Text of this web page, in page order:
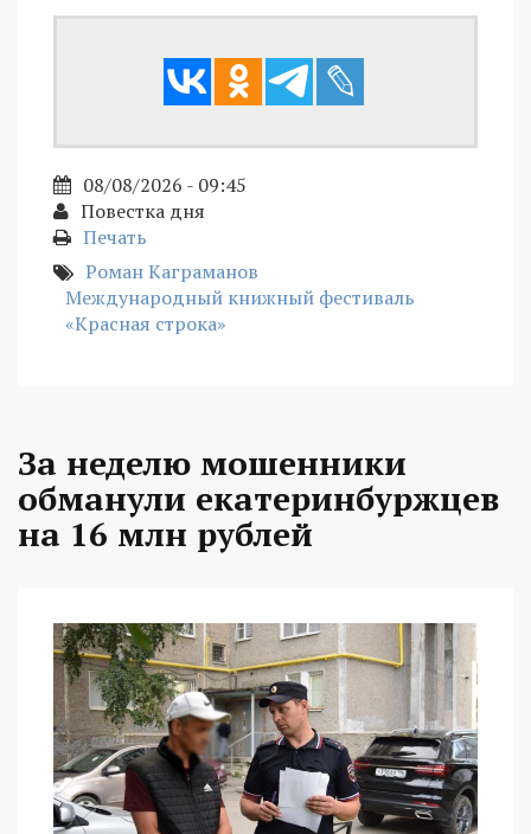
08/08/2026 - 09:45
Повестка дня
Печать
Роман Каграманов
Международный книжный фестиваль
«Красная строка»
За неделю мошенники
обманули екатеринбуржцев
на 16 млн рублей